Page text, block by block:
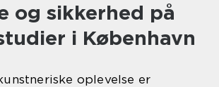
og sikkerhed på
i København
oplevelse er